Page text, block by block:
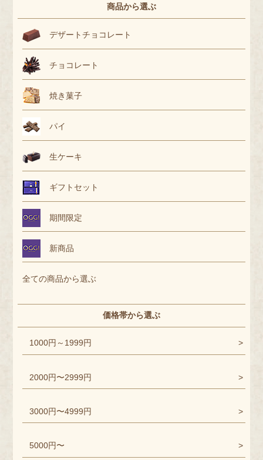
商品から選ぶ
デザートチョコレート
チョコレート
焼き菓子
パイ
生ケーキ
ギフトセット
期間限定
新商品
全ての商品から選ぶ
価格帯から選ぶ
1000円～1999円
2000円〜2999円
3000円〜4999円
5000円〜